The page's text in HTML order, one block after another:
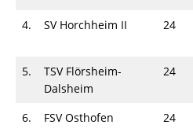
4. SV Horchheim II 24
5.
TSV Flörsheim-
Dalsheim
24
6. FSV Osthofen 24